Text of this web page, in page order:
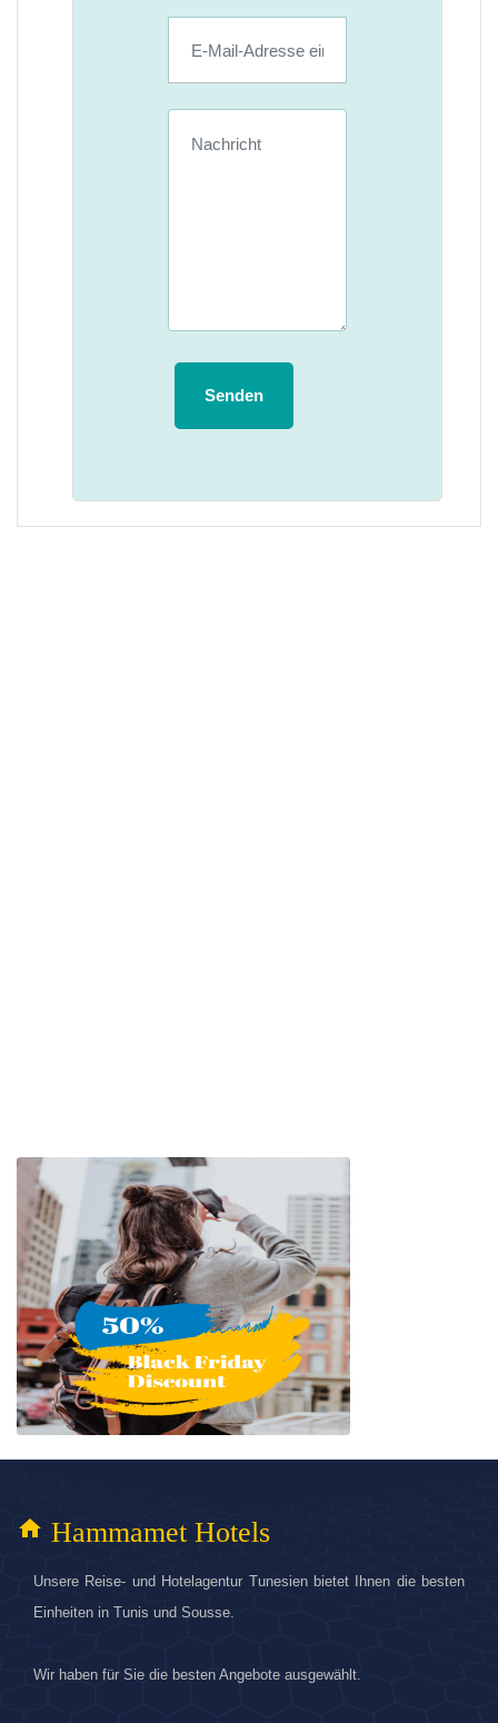
Senden
home Hammamet Hotels
Unsere Reise- und Hotelagentur Tunesien bietet Ihnen die besten
Einheiten in Tunis und Sousse.
Wir haben für Sie die besten Angebote ausgewählt.